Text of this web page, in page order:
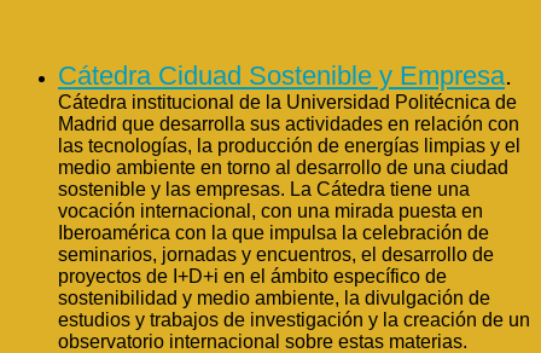
Cátedra Ciduad Sostenible y Empresa.
Cátedra institucional de la Universidad Politécnica de
Madrid que desarrolla sus actividades en relación con
las tecnologías, la producción de energías limpias y el
medio ambiente en torno al desarrollo de una ciudad
sostenible y las empresas. La Cátedra tiene una
vocación internacional, con una mirada puesta en
Iberoamérica con la que impulsa la celebración de
seminarios, jornadas y encuentros, el desarrollo de
proyectos de I+D+i en el ámbito específico de
sostenibilidad y medio ambiente, la divulgación de
estudios y trabajos de investigación y la creación de un
observatorio internacional sobre estas materias.